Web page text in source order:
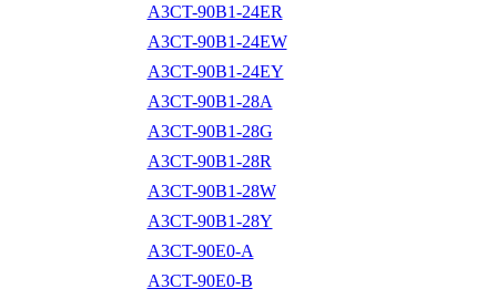
A3CT-90B1-24ER
A3CT-90B1-24EW
A3CT-90B1-24EY
A3CT-90B1-28A
A3CT-90B1-28G
A3CT-90B1-28R
A3CT-90B1-28W
A3CT-90B1-28Y
A3CT-90E0-A
A3CT-90E0-B